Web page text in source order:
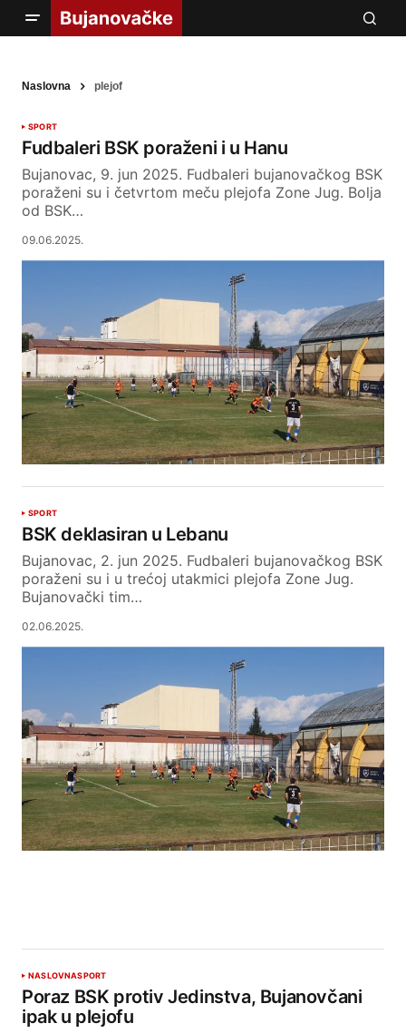
Naslovna plejof
SPORT
Fudbaleri BSK poraženi i u Hanu
Bujanovac, 9. jun 2025. Fudbaleri bujanovačkog BSK
poraženi su i četvrtom meču plejofa Zone Jug. Bolja
od BSK…
09.06.2025.
SPORT
BSK deklasiran u Lebanu
Bujanovac, 2. jun 2025. Fudbaleri bujanovačkog BSK
poraženi su i u trećoj utakmici plejofa Zone Jug.
Bujanovački tim…
02.06.2025.
NASLOVNASPORT
Poraz BSK protiv Jedinstva, Bujanovčani
ipak u plejofu